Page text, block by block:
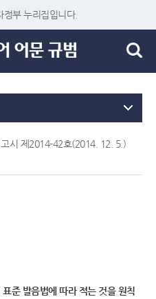
부 누리집입니다.
시 제2014-42호(2014. 12. 5.)
준 발음법에 따라 적는 것을 원칙